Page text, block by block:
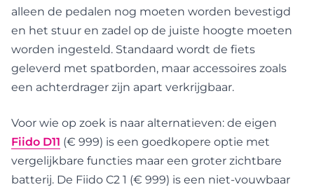
alleen de pedalen nog moeten worden bevestigd
en het stuur en zadel op de juiste hoogte moeten
worden ingesteld. Standaard wordt de fiets
geleverd met spatborden, maar accessoires zoals
een achterdrager zijn apart verkrijgbaar.
Voor wie op zoek is naar alternatieven: de eigen
Fiido D11 (€ 999) is een goedkopere optie met
vergelijkbare functies maar een groter zichtbare
batterij. De Fiido C2 1 (€ 999) is een niet-vouwbaar